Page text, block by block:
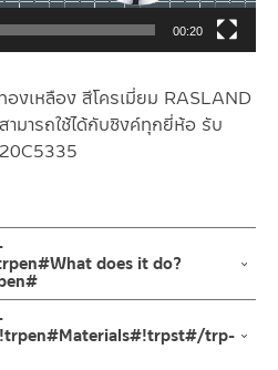
องเหลือง สีโครเมี่ยม RASLAND
มารถใช้ได้กับซิงค์ทุกยี่ห้อ รับ
00:20
does it do?
กทองเหลืองชุบโครเมี่ยม ตัวก๊อก
นปัด ตัวล็อกใต้ก๊อกเป็นเกลียวทอง
ำไม่รั่วซึม 10 ปี
trp-